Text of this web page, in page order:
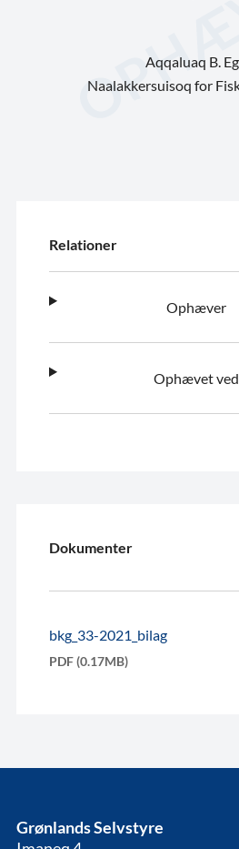
Aqqaluaq B.
Naalakkersuisoq for
Relationer
Ophæver
Ophævet ved
Dokumenter
bkg_33-2021_bilag
PDF (0.17MB)
Grønlands Selvstyre